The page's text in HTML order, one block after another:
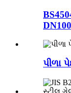
પીળા